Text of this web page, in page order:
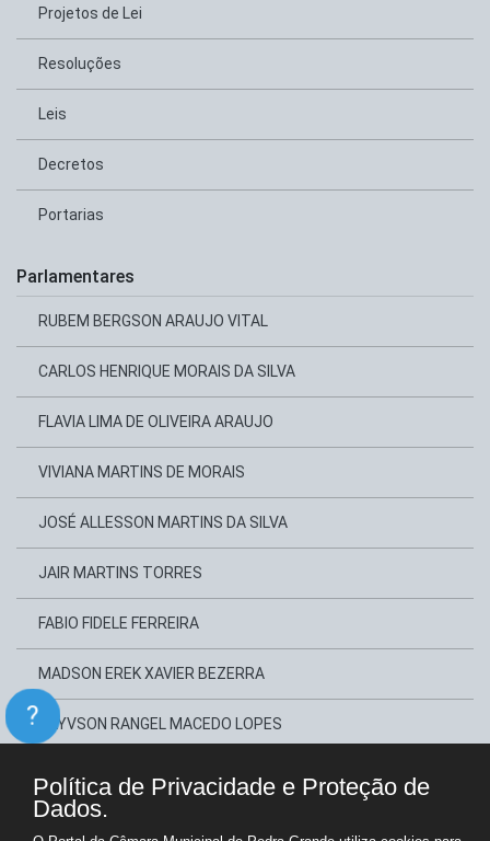
?
Projetos de Lei
Resoluções
Leis
Decretos
Portarias
Parlamentares
RUBEM BERGSON ARAUJO VITAL
CARLOS HENRIQUE MORAIS DA SILVA
FLAVIA LIMA DE OLIVEIRA ARAUJO
VIVIANA MARTINS DE MORAIS
JOSÉ ALLESSON MARTINS DA SILVA
JAIR MARTINS TORRES
FABIO FIDELE FERREIRA
MADSON EREK XAVIER BEZERRA
DAYVSON RANGEL MACEDO LOPES
Copyright © Câmara Municipal de Pedra Grande - Gestão 2025-2028
Portal para Administração e Transparência Pública
Política de Privacidade e Proteção de
Dados.